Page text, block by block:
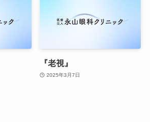
『老視』
2025年3月7日